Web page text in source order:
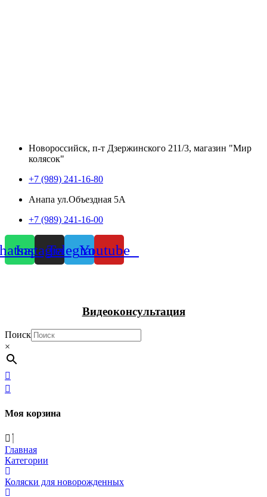
Новороссийск, п-т Дзержинского 211/3, магазин "Мир
колясок"
+7 (989) 241-16-80
Анапа ул.Объездная 5А
+7 (989) 241-16-00
InstagramTelegramYoutube
Видеоконсультация
Поиск
×
Моя корзина
Главная
Категории
Коляски для новорожденных